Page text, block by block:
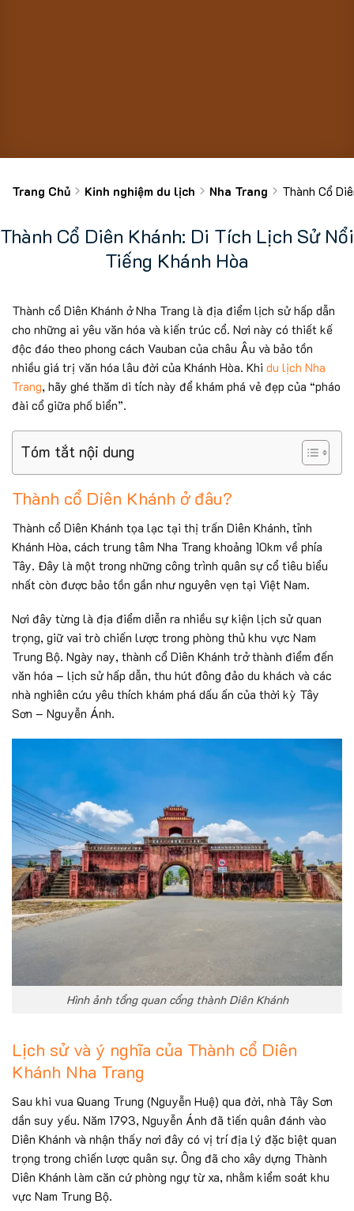
Trang Chủ Kinh nghiệm du lịch Nha Trang Thành Cổ
Thành Cổ Diên Khánh: Di Tích Lịch Sử Nổi
Tiếng Khánh Hòa
Thành cổ Diên Khánh ở Nha Trang là địa điểm lịch sử hấp dẫn
cho những ai yêu văn hóa và kiến trúc cổ. Nơi này có thiết kế
độc đáo theo phong cách Vauban của châu Âu và bảo tồn
nhiều giá trị văn hóa lâu đời của Khánh Hòa. Khi du lịch Nha
Trang, hãy ghé thăm di tích này để khám phá vẻ đẹp của “pháo
đài cổ giữa phố biển”.
Tóm tắt nội dung
Thành cổ Diên Khánh ở đâu?
Thành cổ Diên Khánh tọa lạc tại thị trấn Diên Khánh, tỉnh
Khánh Hòa, cách trung tâm Nha Trang khoảng 10km về phía
Tây. Đây là một trong những công trình quân sự cổ tiêu biểu
nhất còn được bảo tồn gần như nguyên vẹn tại Việt Nam.
Nơi đây từng là địa điểm diễn ra nhiều sự kiện lịch sử quan
trọng, giữ vai trò chiến lược trong phòng thủ khu vực Nam
Trung Bộ. Ngày nay, thành cổ Diên Khánh trở thành điểm đến
văn hóa – lịch sử hấp dẫn, thu hút đông đảo du khách và các
nhà nghiên cứu yêu thích khám phá dấu ấn của thời kỳ Tây
Sơn – Nguyễn Ánh.
Hình ảnh tổng quan cổng thành Diên Khánh
Lịch sử và ý nghĩa của Thành cổ Diên
Khánh Nha Trang
Sau khi vua Quang Trung (Nguyễn Huệ) qua đời, nhà Tây Sơn
dần suy yếu. Năm 1793, Nguyễn Ánh đã tiến quân đánh vào
Diên Khánh và nhận thấy nơi đây có vị trí địa lý đặc biệt quan
trọng trong chiến lược quân sự. Ông đã cho xây dựng Thành
Diên Khánh làm căn cứ phòng ngự từ xa, nhằm kiểm soát khu
vực Nam Trung Bộ.